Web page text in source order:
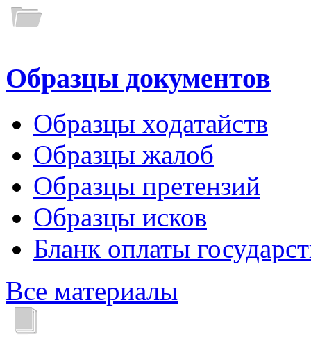
Образцы документов
Образцы ходатайств
Образцы жалоб
Образцы претензий
Образцы исков
Бланк оплаты
Все материалы